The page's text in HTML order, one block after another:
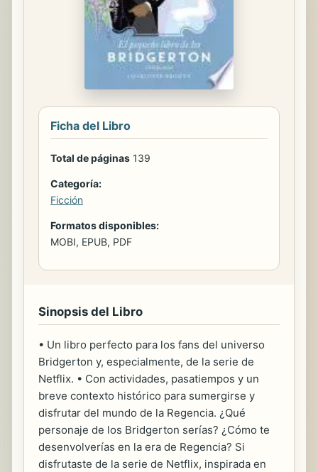
Ficha del Libro
Total de páginas 139
Categoría:
Ficción
Formatos disponibles:
MOBI, EPUB, PDF
Sinopsis del Libro
• Un libro perfecto para los fans del universo
Bridgerton y, especialmente, de la serie de
Netflix. • Con actividades, pasatiempos y un
breve contexto histórico para sumergirse y
disfrutar del mundo de la Regencia. ¿Qué
personaje de los Bridgerton serías? ¿Cómo te
desenvolverías en la era de Regencia? Si
disfrutaste de la serie de Netflix, inspirada en